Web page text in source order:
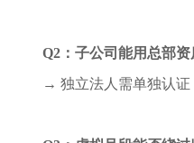
Q2 ：子公司能用总部
→ 独立法人需单独认证